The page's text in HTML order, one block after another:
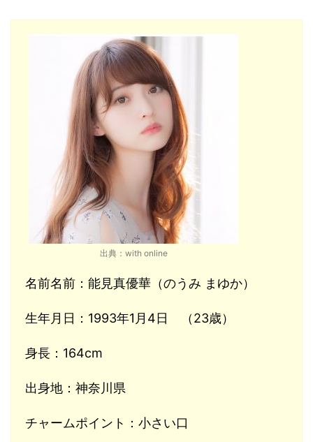
出典：with online
名前名前：能見真優華（のうみ まゆか）
生年月日：1993年1月4日 （23歳）
身長：164cm
出身地：神奈川県
チャームポイント：小さい口